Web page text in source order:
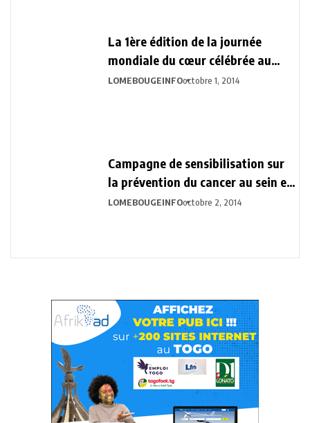
La 1ère édition de la journée
mondiale du cœur célébrée au
Togo
LOMEBOUGEINFOoctobre 1, 2014
Campagne de sensibilisation sur
la prévention du cancer au sein et
du col de l’utérus
LOMEBOUGEINFOoctobre 2, 2014